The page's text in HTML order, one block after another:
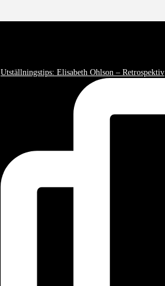
Utställningstips: Elisabeth Ohlson – Retrospektiv